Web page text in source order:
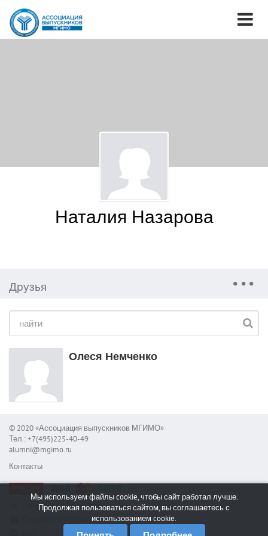
Наталия Назарова
Друзья
Олеся Немченко
© 2020 «Ассоциация выпускников МГИМО»
Тел.: +7(495)225-40-49
alumni@mgimo.ru
Контакты
Сообщить об ошибке
Мы используем файлы cookie, чтобы сайт работал лучше.
Продолжая пользоваться сайтом, вы соглашаетесь с
использованием cookie.